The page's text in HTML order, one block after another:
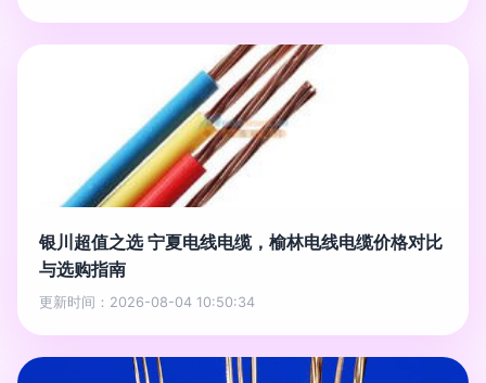
银川超值之选 宁夏电线电缆，榆林电线电缆价格对比
与选购指南
更新时间：2026-08-04 10:50:34